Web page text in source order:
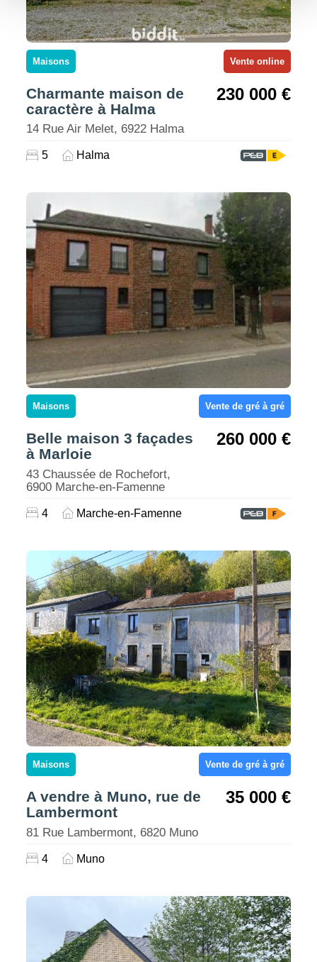
Maisons Vente online
230 000 €
Charmante maison de
caractère à Halma
14 Rue Air Melet, 6922 Halma
5 Halma
Maisons Vente de gré à gré
260 000 €
Belle maison 3 façades
à Marloie
43 Chaussée de Rochefort,
6900 Marche-en-Famenne
4 Marche-en-Famenne
Maisons Vente de gré à gré
35 000 €
A vendre à Muno, rue de
Lambermont
81 Rue Lambermont, 6820 Muno
4 Muno